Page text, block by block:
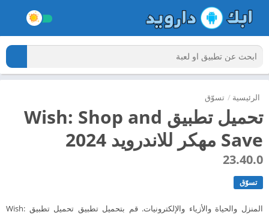
الرئيسية / تسوّق
تحميل تطبيق Wish: Shop and
Save مهكر للاندرويد 2024
23.40.0
تسوّق
المنزل والحياة والأزياء والإلكترونيات. قم بتحميل تطبيق تحميل تطبيق Wish: